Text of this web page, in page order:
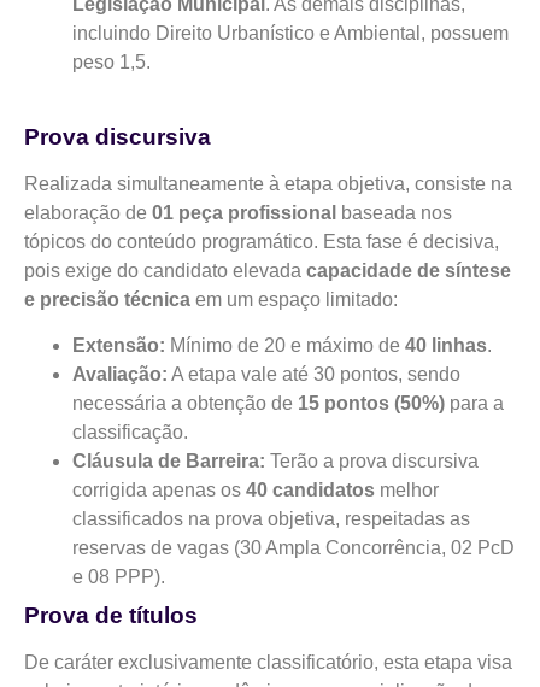
incluindo Direito Urbanístico e Ambiental, possuem
peso 1,5.
Prova discursiva
Realizada simultaneamente à etapa objetiva, consiste na
elaboração de 01 peça profissional baseada nos
tópicos do conteúdo programático. Esta fase é decisiva,
pois exige do candidato elevada capacidade de síntese
e precisão técnica em um espaço limitado:
Extensão: Mínimo de 20 e máximo de 40 linhas.
Avaliação: A etapa vale até 30 pontos, sendo
necessária a obtenção de 15 pontos (50%) para a
classificação.
Cláusula de Barreira: Terão a prova discursiva
corrigida apenas os 40 candidatos melhor
classificados na prova objetiva, respeitadas as
reservas de vagas (30 Ampla Concorrência, 02 PcD
e 08 PPP).
Prova de títulos
De caráter exclusivamente classificatório, esta etapa visa